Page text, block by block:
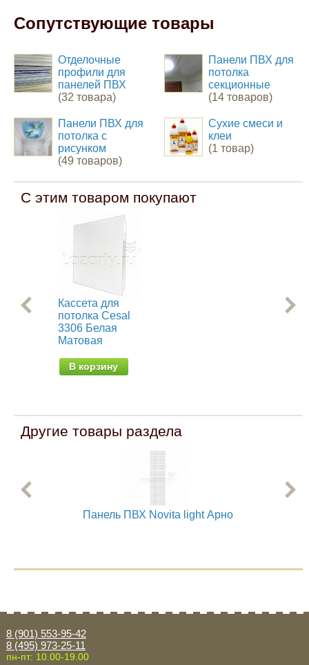
Сопутствующие товары
Отделочные
профили для
панелей ПВХ
(32 товара)
Панели ПВХ для
потолка
секционные
(14 товаров)
Панели ПВХ для
потолка с
рисунком
(49 товаров)
Сухие смеси и
клеи
(1 товар)
С этим товаром покупают
Кассета для
потолка Cesal
3306 Белая
Матовая
В корзину
Другие товары раздела
Панель ПВХ Novita light Арно
8 (901) 553-95-42
8 (495) 973-25-11
пн-пт: 10.00-19.00